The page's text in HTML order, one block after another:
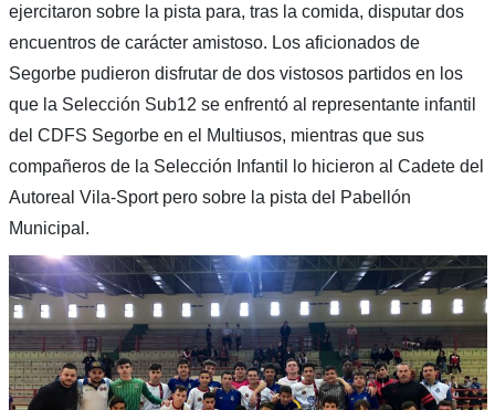
ejercitaron sobre la pista para, tras la comida, disputar dos
encuentros de carácter amistoso. Los aficionados de
Segorbe pudieron disfrutar de dos vistosos partidos en los
que la Selección Sub12 se enfrentó al representante infantil
del CDFS Segorbe en el Multiusos, mientras que sus
compañeros de la Selección Infantil lo hicieron al Cadete del
Autoreal Vila-Sport pero sobre la pista del Pabellón
Municipal.